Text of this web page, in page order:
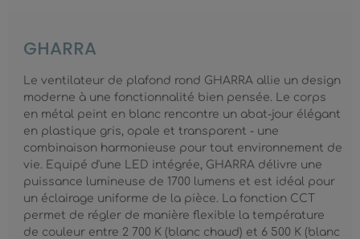
GHARRA
Le ventilateur de plafond rond GHARRA allie un design
moderne à une fonctionnalité bien pensée. Le corps
en métal peint en blanc rencontre un abat-jour élégant
en plastique gris, opale et transparent - une
combinaison harmonieuse pour tout environnement de
vie. Equipé d'une LED intégrée, GHARRA délivre une
puissance lumineuse de 1700 lumens et est idéal pour
un éclairage uniforme de la pièce. La fonction CCT
permet de régler de manière flexible la température
de couleur entre 2 700 K (blanc chaud) et 6 500 K (blanc